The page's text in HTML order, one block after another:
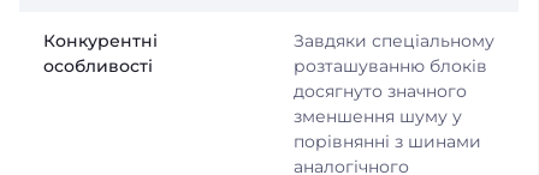
Конкурентні
особливості
Завдяки спеціальному
розташуванню блоків
досягнуто значного
зменшення шуму у
порівнянні з шинами
аналогічного